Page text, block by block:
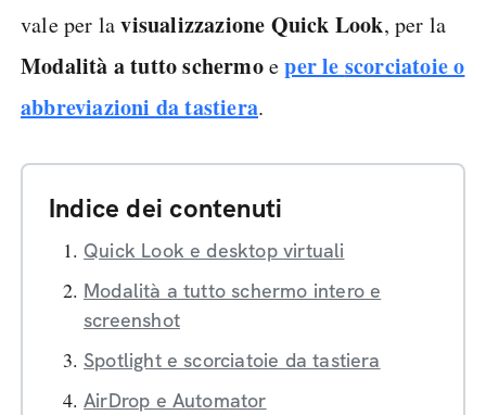
vale per lavisualizzazione Quick Look, per la
Modalità a tutto schermoeper le scorciatoie o
abbreviazioni da tastiera.
Indice dei contenuti
Quick Look e desktop virtuali
Modalità a tutto schermo intero e
screenshot
Spotlight e scorciatoie da tastiera
AirDrop e Automator